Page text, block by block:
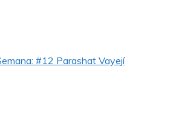
#12 Parashat Vayejí